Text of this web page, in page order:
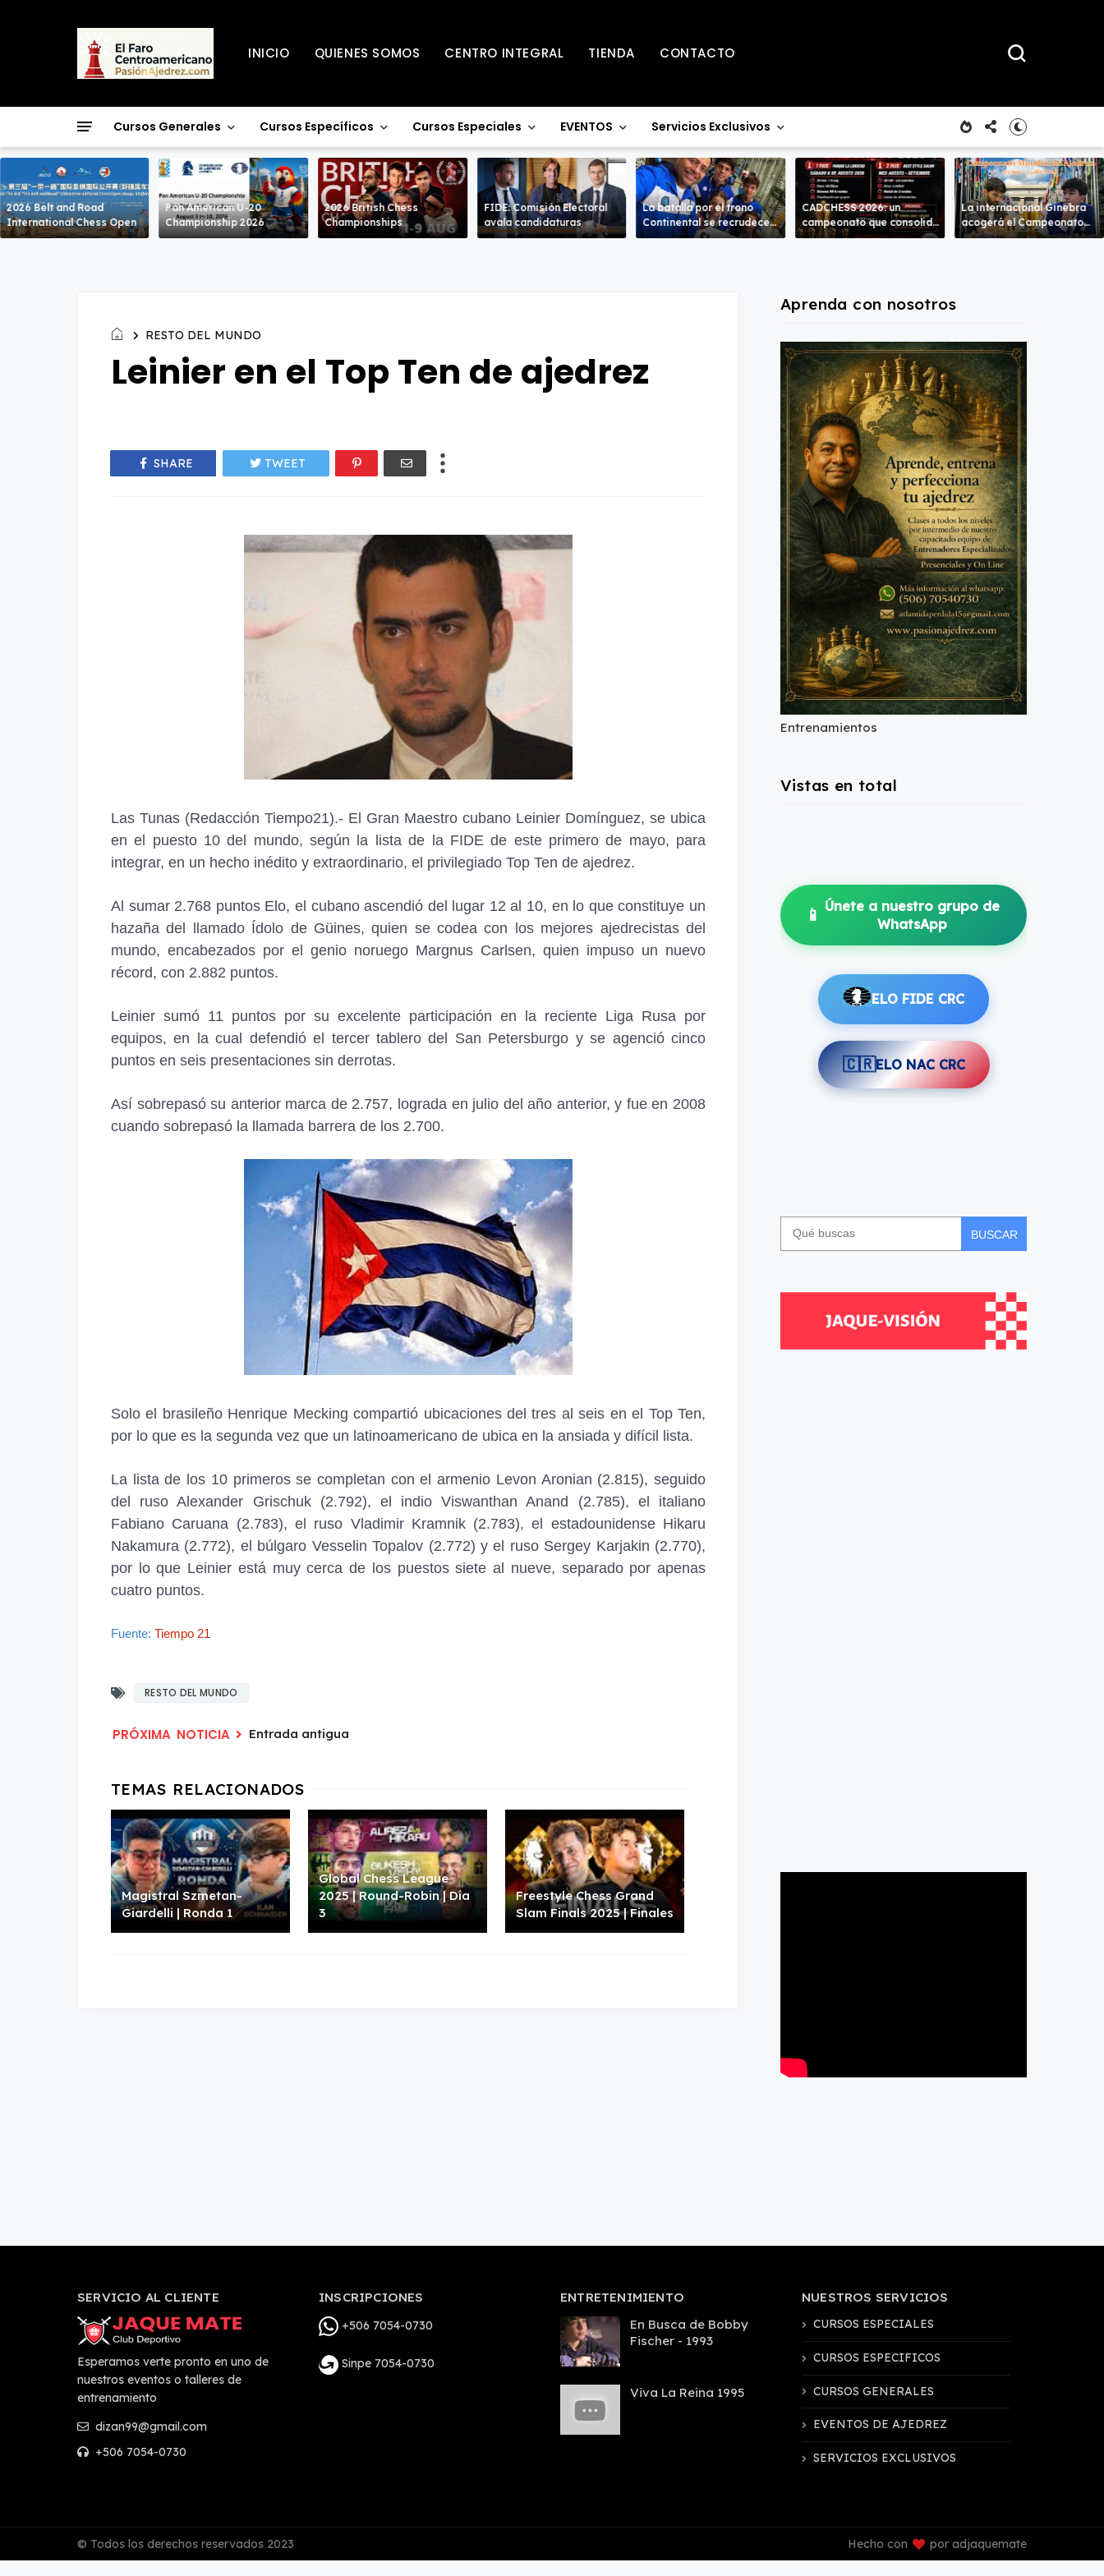
INICIO QUIENES SOMOS CENTRO INTEGRAL TIENDA CONTACTO
Cursos Generales Cursos Específicos Cursos Especiales EVENTOS Servicios Exclusivos
2026 Belt and Road
International Chess Open
Pan American U-20
Championship 2026
2026 British Chess
Championships
FIDE: Comisión Electoral
avala candidaturas
La batalla por el trono
Continental se recrudece
en la Sub-18 en ambas
CADCHESS 2026: un
campeonato que consolida
una nueva tradición en el
La internacional Ginebra
acogerá el Campeonato
del Mundo
RESTO DEL MUNDO
Leinier en el Top Ten de ajedrez
SHARE TWEET
Las Tunas (Redacción Tiempo21).- El Gran Maestro cubano Leinier Domínguez, se ubica
en el puesto 10 del mundo, según la lista de la FIDE de este primero de mayo, para
integrar, en un hecho inédito y extraordinario, el privilegiado Top Ten de ajedrez.
Al sumar 2.768 puntos Elo, el cubano ascendió del lugar 12 al 10, en lo que constituye un
hazaña del llamado Ídolo de Güines, quien se codea con los mejores ajedrecistas del
mundo, encabezados por el genio noruego Margnus Carlsen, quien impuso un nuevo
récord, con 2.882 puntos.
Leinier sumó 11 puntos por su excelente participación en la reciente Liga Rusa por
equipos, en la cual defendió el tercer tablero del San Petersburgo y se agenció cinco
puntos en seis presentaciones sin derrotas.
Así sobrepasó su anterior marca de 2.757, lograda en julio del año anterior, y fue en 2008
cuando sobrepasó la llamada barrera de los 2.700.
Solo el brasileño Henrique Mecking compartió ubicaciones del tres al seis en el Top Ten,
por lo que es la segunda vez que un latinoamericano de ubica en la ansiada y difícil lista.
La lista de los 10 primeros se completan con el armenio Levon Aronian (2.815), seguido
del ruso Alexander Grischuk (2.792), el indio Viswanthan Anand (2.785), el italiano
Fabiano Caruana (2.783), el ruso Vladimir Kramnik (2.783), el estadounidense Hikaru
Nakamura (2.772), el búlgaro Vesselin Topalov (2.772) y el ruso Sergey Karjakin (2.770),
por lo que Leinier está muy cerca de los puestos siete al nueve, separado por apenas
cuatro puntos.
Fuente: Tiempo 21
RESTO DEL MUNDO
Entrada antigua
Magistral Szmetan-
Giardelli | Ronda 1
Global Chess League
2025 | Round-Robin | Día
3
Freestyle Chess Grand
Slam Finals 2025 | Finales
Aprenda con nosotros
Entrenamientos
Vistas en total
📱 Únete a nuestro grupo de
WhatsApp
ELO FIDE CRC
🇨🇷ELO NAC CRC
BUSCAR
SERVICIO AL CLIENTE
Esperamos verte pronto en uno de
nuestros eventos o talleres de
entrenamiento
dizan99@gmail.com
+506 7054-0730
INSCRIPCIONES
+506 7054-0730
Sinpe 7054-0730
ENTRETENIMIENTO
En Busca de Bobby
Fischer - 1993
Viva La Reina 1995
NUESTROS SERVICIOS
CURSOS ESPECIALES
CURSOS ESPECIFICOS
CURSOS GENERALES
EVENTOS DE AJEDREZ
SERVICIOS EXCLUSIVOS
© Todos los derechos reservados 2023 Hecho con por adjaquemate